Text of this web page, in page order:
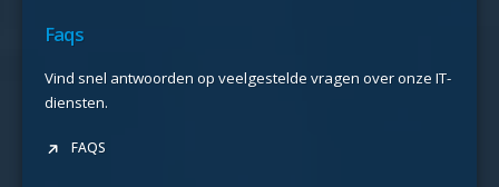
Faqs
Vind snel antwoorden op veelgestelde vragen over onze IT-
diensten.
FAQS